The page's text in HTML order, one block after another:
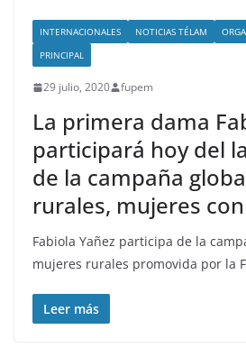
INTERNACIONALES NOTICIAS TÉLAM
PRINCIPAL
29 julio, 2020 fupem
La primera dama
participará hoy del
de la campaña
rurales, mujeres
Fabiola Yañez participa de la
mujeres rurales promovida por la
Leer más